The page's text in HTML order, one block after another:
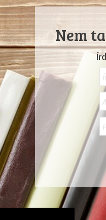
Nem